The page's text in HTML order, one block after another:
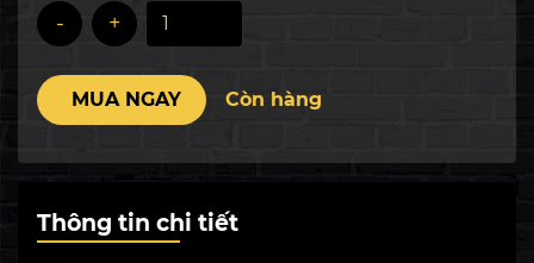
- +
MUA NGAY Còn hàng
Thông tin chi tiết